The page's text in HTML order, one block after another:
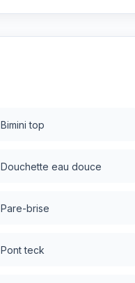
Bimini top
Douchette eau douce
Pare-brise
Pont teck